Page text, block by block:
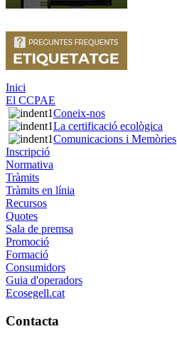
Inici
El CCPAE
Coneix-nos
La certificació ecològica
Comunicacions i Memòries
Inscripció
Normativa
Tràmits
Tràmits en línia
Recursos
Quotes
Sala de premsa
Promoció
Formació
Consumidors
Guia d'operadors
Ecosegell.cat
Contacta